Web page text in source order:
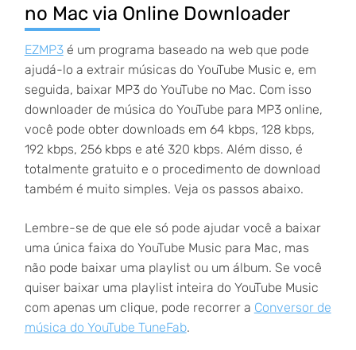
no Mac via Online Downloader
EZMP3é um programa baseado na web que pode
ajudá-lo a extrair músicas do YouTube Music e, em
seguida, baixar MP3 do YouTube no Mac. Com isso
downloader de música do YouTube para MP3 online,
você pode obter downloads em 64 kbps, 128 kbps,
192 kbps, 256 kbps e até 320 kbps. Além disso, é
totalmente gratuito e o procedimento de download
também é muito simples. Veja os passos abaixo.
Lembre-se de que ele só pode ajudar você a baixar
uma única faixa do YouTube Music para Mac, mas
não pode baixar uma playlist ou um álbum. Se você
quiser baixar uma playlist inteira do YouTube Music
com apenas um clique, pode recorrer a Conversor de
música do YouTube TuneFab.